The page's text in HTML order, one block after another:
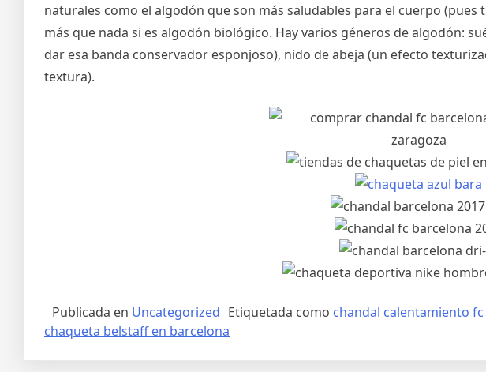
naturales como el algodón que son más saludables para el cuerpo
más que nada si es algodón biológico. Hay varios géneros de algodón:
dar esa banda conservador esponjoso), nido de abeja (un efecto
textura).
Publicada en Uncategorized Etiquetada como chandal calentamiento
chaqueta belstaff en barcelona